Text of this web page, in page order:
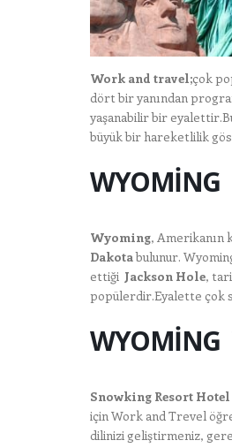
Work and travel;çok
dört bir yanından
yaşanabilir bir
büyük bir hareketlilik
WYOMİNG
Wyoming, Amerikanın
Dakotabulunur.
ettiği Jackson Hole,
popülerdir.Eyalette çok
WYOMİNG
Snowking Resort Hotel
için Work and Trevel
dilinizi geliştirmeniz,